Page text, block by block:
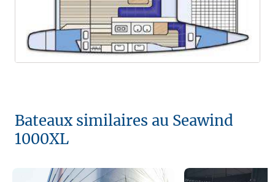
Bateaux similaires au Seawind
1000XL